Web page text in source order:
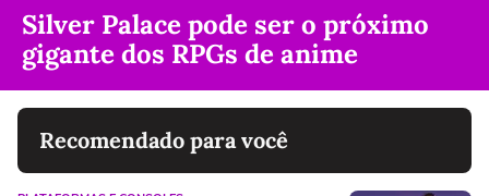
Silver Palace pode ser o próximo
gigante dos RPGs de anime
Recomendado para você